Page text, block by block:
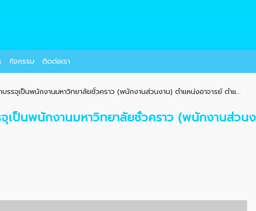
กิจกรรม ติดต่อเรา
รจุเป็นพนักงานมหาวิทยาลัยชั่วคราว (พนักงานส่วนงาน) ตำแหน่งอาจารย์ ตำแ...
ป็นพนักงานมหาวิทยาลัยชั่วคราว (พนักงานส่วน